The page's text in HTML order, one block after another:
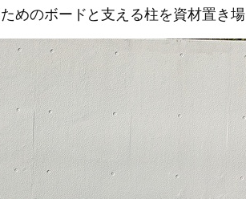
のボードと支える柱を資材置き場